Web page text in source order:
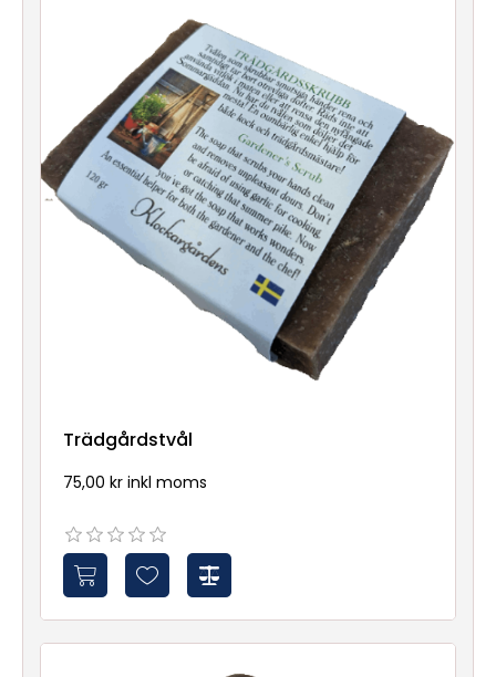
Trädgårdstvål
75,00 kr inkl moms